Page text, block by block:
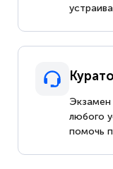
любого
помочь